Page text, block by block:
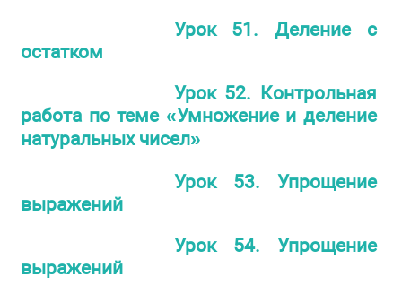
Урок 51. Деление с
остатком
Урок 52. Контрольная
работа по теме «Умножение и деление
натуральных чисел»
Урок 53. Упрощение
выражений
Урок 54. Упрощение
выражений